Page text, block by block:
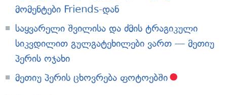
მომენტები Friends-დან
საყვარელი შვილისა და ძმის ტრაგიკული
სიკვდილით გულგატეხილები ვართ — მეთიუ
პერის ოჯახი
მეთიუ პერის ცხოვრება ფოტოებში